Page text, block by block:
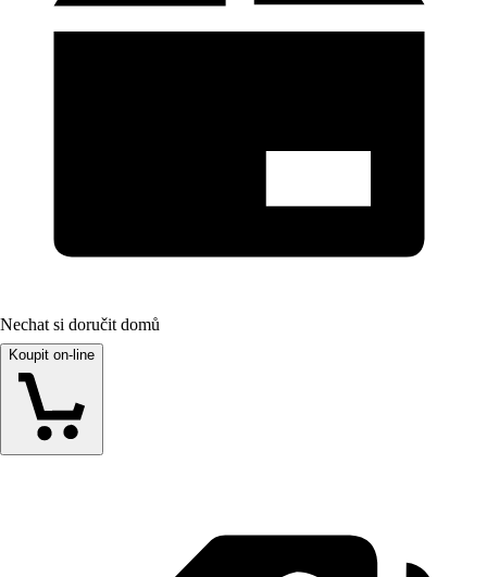
Nechat si doručit domů
Koupit on-line